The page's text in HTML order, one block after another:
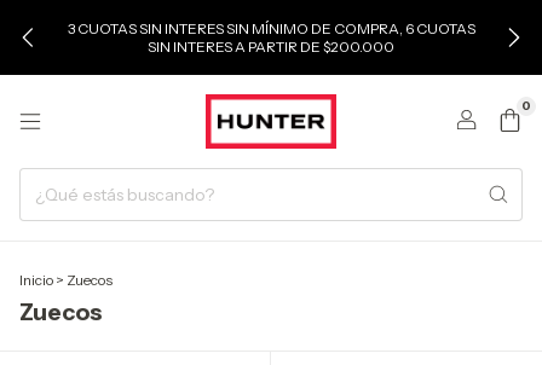
3 CUOTAS SIN INTERES SIN MÍNIMO DE COMPRA, 6 CUOTAS
SIN INTERES A PARTIR DE $200.000
0
Inicio > Zuecos
Zuecos